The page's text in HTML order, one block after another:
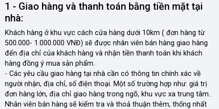
1 - Giao hàng và thanh toán bằng tiền mặt tại
nhà:
Khách hàng ở khu vực cách cửa hàng dưới 10km ( đơn hàng từ
500.000- 1.000.000 VNĐ) sẽ được nhân viên bán hàng giao hàng
đến địa chỉ của khách hàng và nhận tiền thanh toán khi khách
hàng đồng ý mua sản phẩm.
- Các yêu cầu giao hàng tại nhà cần có thông tin chính xác về
người nhận, địa chỉ, số điện thoại. Một số trường hợp như: giá trị
đơn hàng lớn, địa chỉ giao hàng trong ngõ, khu vực xa trung tâm..
Nhân viên bán hàng sẽ kiểm tra và thoả thuận thêm, thống nhất